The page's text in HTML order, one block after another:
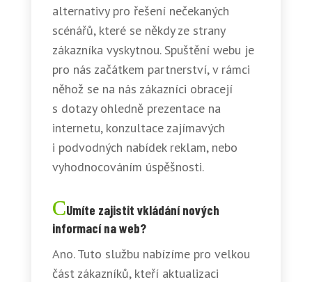
alternativy pro řešení nečekaných
scénářů, které se někdy ze strany
zákazníka vyskytnou. Spuštění webu je
pro nás začátkem partnerství, v rámci
něhož se na nás zákazníci obracejí
s dotazy ohledně prezentace na
internetu, konzultace zajímavých
i podvodných nabídek reklam, nebo
vyhodnocováním úspěšnosti.
Umíte zajistit vkládání nových
informací na web?
Ano. Tuto službu nabízíme pro velkou
část zákazníků, kteří aktualizaci